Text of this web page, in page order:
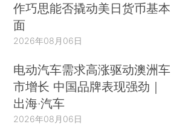
作巧思能否撬动美日货币基本
面
2026年08月06日
电动汽车需求高涨驱动澳洲车
市增长 中国品牌表现强劲｜
出海·汽车
2026年08月06日